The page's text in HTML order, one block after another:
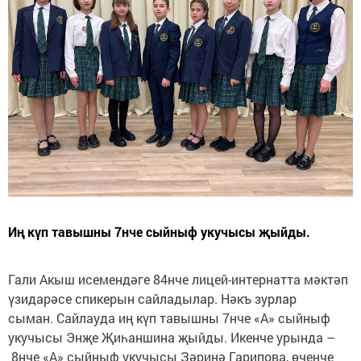
Иң күп тавышны 7нче сыйныф укучысы җыйды.
Гали Акыш исемендәге 84нче лицей-интернатта мәктәп
үзидарәсе спикерын сайладылар. Нәкъ зурлар
сыман. Сайлауда иң күп тавышны 7нче «А» сыйныф
укучысы Энҗе Җиһаншина җыйды. Икенче урында –
8нче «А» сыйныф укучысы Зәринә Гарипова, өченче